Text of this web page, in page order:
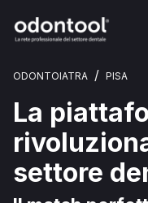
ODONTOIATRA / PISA
La
settore